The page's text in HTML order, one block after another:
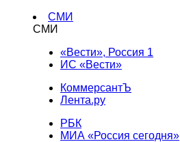
СМИ
СМИ
«Вести», Россия 1
ИС «Вести»
КоммерсантЪ
Лента.ру
РБК
МИА «Россия сегодня»